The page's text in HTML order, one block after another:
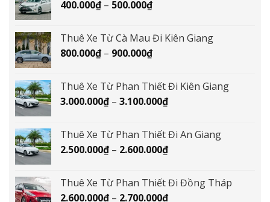
400.000₫ – 500.000₫Khoảng
400.000₫
đến
Thuê Xe Từ Cà Mau Đi Kiên Giang
800.000₫ – 900.000₫Khoảng
800.000₫
đến
Thuê Xe Từ Phan Thiết Đi Kiên Giang
3.000.000₫ – 3.100.000₫Khoảng
3.000.000₫
đến
Thuê Xe Từ Phan Thiết Đi An Giang
2.500.000₫ – 2.600.000₫Khoảng
2.500.000₫
Thuê Xe Từ Phan Thiết Đi Đồng Tháp
2.600.000₫ – 2.700.000₫Khoảng